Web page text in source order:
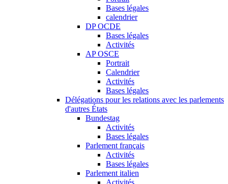
Bases légales
calendrier
DP OCDE
Bases légales
Activités
AP OSCE
Portrait
Calendrier
Activités
Bases légales
Délégations pour les relations avec les parlements
d'autres États
Bundestag
Activités
Bases légales
Parlement français
Activités
Bases légales
Parlement italien